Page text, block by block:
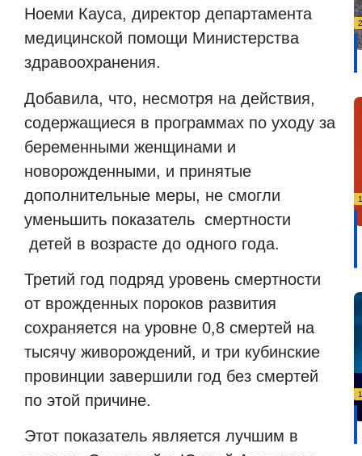
Ноеми Кауса, директор департамента
медицинской помощи Министерства
здравоохранения.
Добавила, что, несмотря на действия,
содержащиеся в программах по уходу за
беременными женщинами и
новорожденными, и принятые
дополнительные меры, не смогли
уменьшить показатель смертности
детей в возрасте до одного года.
Третий год подряд уровень смертности
от врожденных пороков развития
сохраняется на уровне 0,8 смертей на
тысячу живорождений, и три кубинские
провинции завершили год без смертей
по этой причине.
Этот показатель является лучшим в